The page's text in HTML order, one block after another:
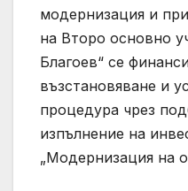
модернизация и
на Второ основно
Благоев“ се
възстановяване и
процедура чрез
изпълнение на
„Модернизация на